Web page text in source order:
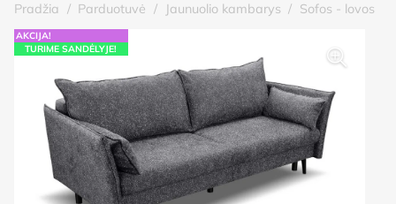
Pradžia / Parduotuvė / Jaunuolio kambarys / Sofos - lovos
AKCIJA!
TURIME SANDĖLYJE!